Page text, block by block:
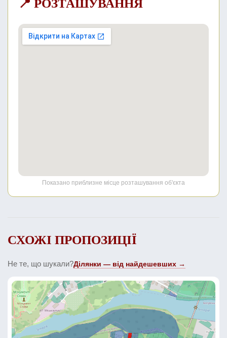
📍 РОЗТАШУВАННЯ
Показано приблизне місце розташування об'єкта
СХОЖІ ПРОПОЗИЦІЇ
Не те, що шукали?Ділянки — від найдешевших →